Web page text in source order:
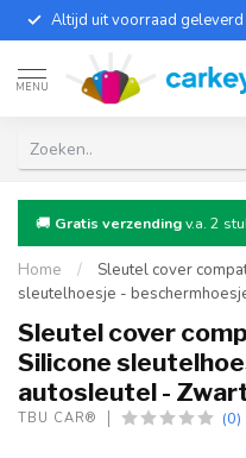
Altijd uit voorraad geleverd
MENU
🚚 Gratis verzendingv.a. 2
Home /
Sleutel cover
sleutelhoesje -
Sleutel cover
Silicone
autosleutel -
TBU CAR® (0)